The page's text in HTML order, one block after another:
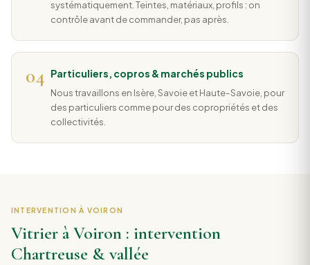
systématiquement. Teintes, matériaux, profils : on
contrôle avant de commander, pas après.
04
Particuliers, copros & marchés publics
Nous travaillons en Isère, Savoie et Haute-Savoie, pour
des particuliers comme pour des copropriétés et des
collectivités.
INTERVENTION À VOIRON
Vitrier à Voiron : intervention
Chartreuse & vallée